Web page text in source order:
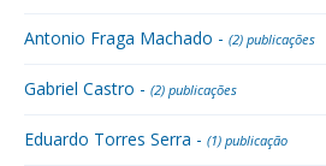
Antonio Fraga Machado - (2) publicações
Gabriel Castro - (2) publicações
Eduardo Torres Serra - (1) publicação